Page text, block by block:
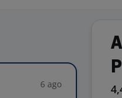
6 ago